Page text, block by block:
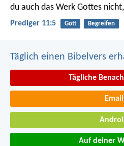
du auch das Werk Gottes
Prediger 11:5 Gott Begreifen
Täglich einen Bibelvers
Tägliche
Email
Auf deiner